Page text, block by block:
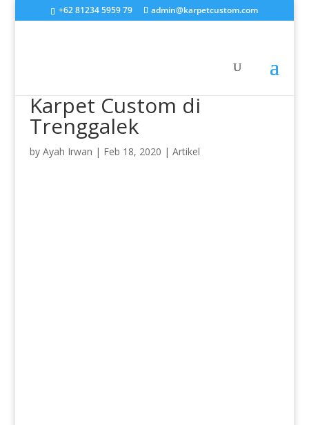
+62 81234 5959 79 admin@karpetcustom.com
Karpet Custom di
Trenggalek
by Ayah Irwan | Feb 18, 2020 | Artikel